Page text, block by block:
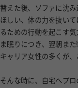
ほしい、体の力を抜い
るための行動を起こす
ま眠りにつき、翌朝ま
キャリア女性の多くが
サービスは、多忙な女